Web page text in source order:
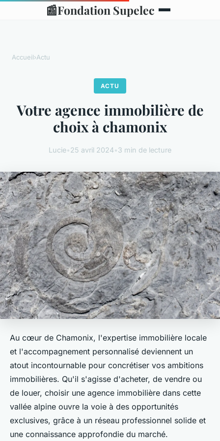
📰Fondation Supelec
Accueil›Actu
ACTU
Votre agence immobilière de
choix à chamonix
Lucie•25 avril 2024•3 min de lecture
Au cœur de Chamonix, l'expertise immobilière locale
et l'accompagnement personnalisé deviennent un
atout incontournable pour concrétiser vos ambitions
immobilières. Qu'il s'agisse d'acheter, de vendre ou
de louer, choisir une agence immobilière dans cette
vallée alpine ouvre la voie à des opportunités
exclusives, grâce à un réseau professionnel solide et
une connaissance approfondie du marché.